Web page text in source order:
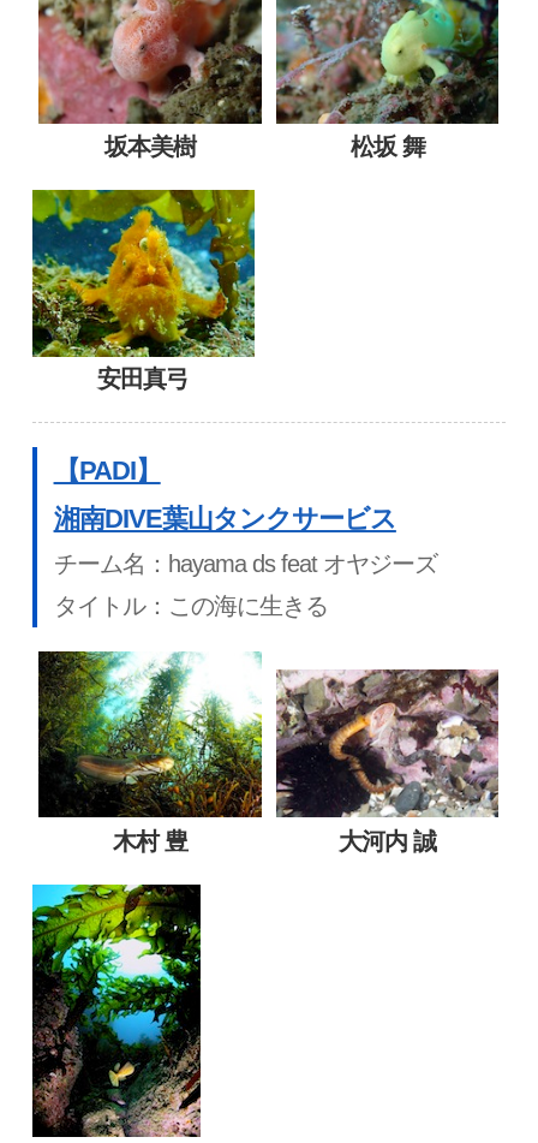
坂本美樹 松坂 舞
安田真弓
【PADI】
湘南DIVE葉山タンクサービス
チーム名：hayama ds feat オヤジーズ
タイトル：この海に生きる
木村 豊 大河内 誠